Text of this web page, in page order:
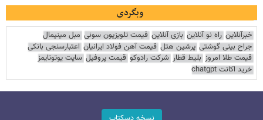
وبگردی
خبرآنلاین راه نو آنلاین بازی آنلاین قیمت تلویزیون سونی مبل مینیمال
جراح بینی گوشتی پرشین هتل قیمت آهن فولاد ایرانیان اعتبارسنجی بانکی
قیمت طلا امروز بلیط قطار شرکت رادوکو قیمت پروفیل سایت یوتوتایمز
خرید اکانت chatgpt